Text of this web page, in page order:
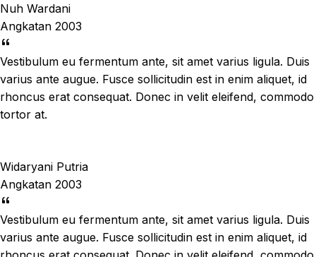
Nuh Wardani
Angkatan 2003
Vestibulum eu fermentum ante, sit amet varius ligula. Duis
varius ante augue. Fusce sollicitudin est in enim aliquet, id
rhoncus erat consequat. Donec in velit eleifend, commodo
tortor at.
Widaryani Putria
Angkatan 2003
Vestibulum eu fermentum ante, sit amet varius ligula. Duis
varius ante augue. Fusce sollicitudin est in enim aliquet, id